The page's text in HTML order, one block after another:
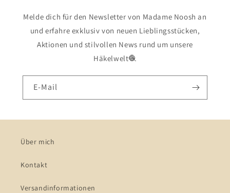
Melde dich für den Newsletter von Madame Noosh an
und erfahre exklusiv von neuen Lieblingsstücken,
Aktionen und stilvollen News rund um unsere
Häkelwelt🧶
E-Mail
Über mich
Kontakt
Versandinformationen